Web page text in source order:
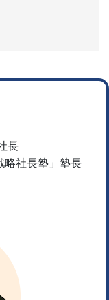
長
略社長塾」塾長